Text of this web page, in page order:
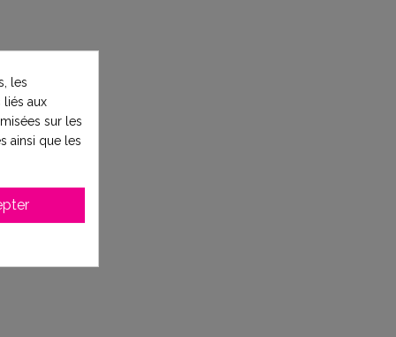
les
liés aux
sur les
ainsi que les